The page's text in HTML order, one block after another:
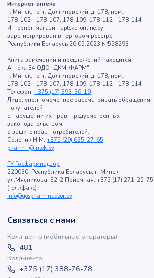
Интернет-аптека
г. Минск, тр-т. Долгиновский, д. 178, пом.
178-102 - 178-107, 178-109, 178-112 - 178-114
Интернет-магазин apteka-online.by
зарегистрирован в торговом реестре
Республики Беларусь 26.05.2023 №558293
Книга замечаний и предложений находится:
Аптека 34 ОДО "ДКМ-ФАРМ"
г. Минск, тр-т. Долгиновский, д. 178, пом.
178-102 - 178-107, 178-109, 178-112 - 178-114
Телефон: +375 (17) 393-36-19
Лицо, уполномоченное рассматривать обращения
покупателей
о нарушении их прав, предусмотренных
законодательством
о защите прав потребителей:
Соленик Н.М. +375 (29) 635-27-65
pharm-i@inlek.by
ГУ Госфармнадзор
220030, Республика Беларусь, г. Минск,
ул.Мясникова, 32-2 Приемная: +375 (17) 271-25-75
(тел./факс)
info@gospharmnadzor.by
Связаться с нами
Колл-центр (мобильные операторы)
481
Колл-центр
+375 (17) 388-76-78